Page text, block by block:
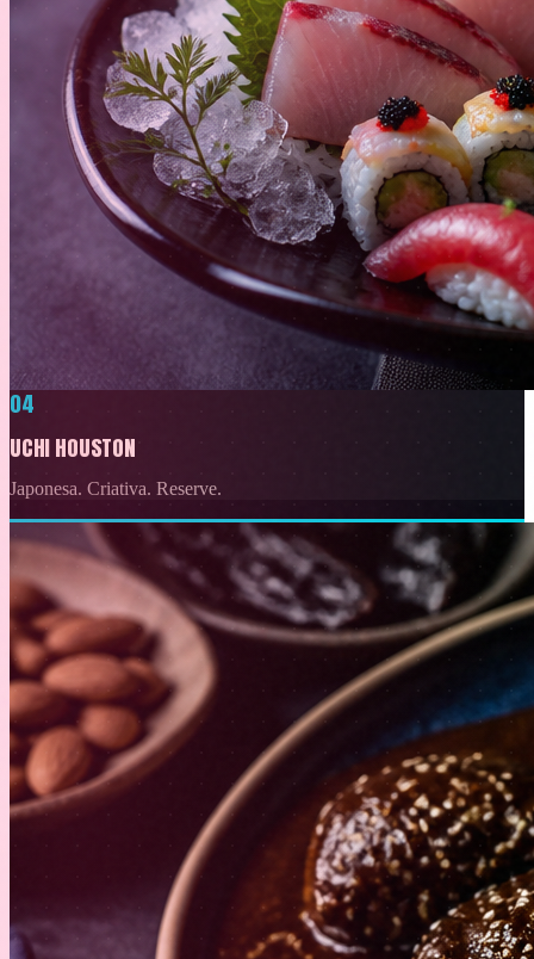
04
UCHI HOUSTON
Japonesa. Criativa. Reserve.